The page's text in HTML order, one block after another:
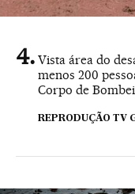
Vista área do
menos 200
Corpo de
REPRODUÇÃO TV